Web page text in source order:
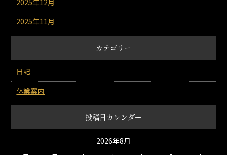
2025年12月
2025年11月
カテゴリー
日記
休業案内
投稿日カレンダー
2026年8月